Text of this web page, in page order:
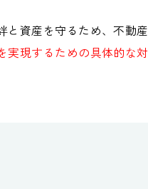
と資産を守るため、不動
実現するための具体的な